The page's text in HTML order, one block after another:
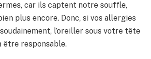
car ils captent notre souffle,
plus encore. Donc, si vos allergies
l’oreiller sous votre tête
être responsable.